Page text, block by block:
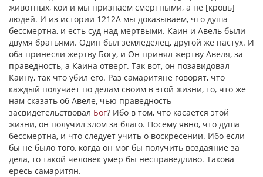
животных, кои и мы признаем смертными, а не [кровь]
людей. И из истории 1212А мы доказываем, что душа
бессмертна, и есть суд над мертвыми. Каин и Авель были
двумя братьями. Один был земледелец, другой же пастух. И
оба принесли жертву Богу, и Он принял жертву Авеля, за
праведность, а Каина отверг. Так вот, он позавидовал
Каину, так что убил его. Раз самаритяне говорят, что
каждый получает по делам своим в этой жизни, то, что же
нам сказать об Авеле, чью праведность
засвидетельствовал Бог? Ибо в том, что касается этой
жизни, он получил злом за благо. Посему явно, что душа
бессмертна, и что следует учить о воскресении. Ибо если
бы не было того, когда он мог бы получить воздаяние за
дела, то такой человек умер бы несправедливо. Такова
ересь самаритян.